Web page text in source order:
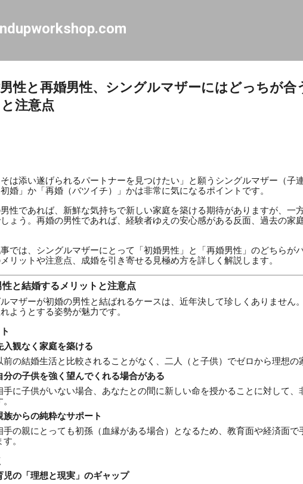
性と再婚男性、シングルマザーにはどっちが合
注意点
そは添い遂げられるパートナーを見つけたい」と願うシングルマザー（子
婚」か「再婚（バツイチ）」かは非常に気になるポイントです。
性であれば、新鮮な気持ちで新しい家庭を築ける期待がありますが、一
ょう。再婚の男性であれば、経験者ゆえの安心感がある反面、過去の家
では、シングルマザーにとって「初婚男性」と「再婚男性」のどちらが
リットや注意点、成婚を引き寄せる見極め方を詳しく解説します。
性と結婚するメリットと注意点
マザーが初婚の男性と結ばれるケースは、近年決して珍しくありません
ようとする姿勢が魅力です。
入観なく家庭を築ける
前の結婚生活と比較されることがなく、二人（と子供）でゼロから理想の
分の子供を強く望んでくれる場合がある
手に子供がいない場合、あなたとの間に新しい命を授かることに対して
族からの純粋なサポート
手の親にとっても初孫（血縁がある場合）となるため、教育面や経済面で
す。
児の「理想と現実」のギャップ